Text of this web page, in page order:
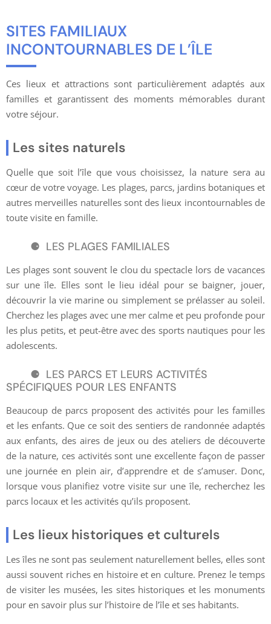
SITES FAMILIAUX
INCONTOURNABLES DE L’ÎLE
Ces lieux et attractions sont particulièrement adaptés aux
familles et garantissent des moments mémorables durant
votre séjour.
Les sites naturels
Quelle que soit l’île que vous choisissez, la nature sera au
cœur de votre voyage. Les plages, parcs, jardins botaniques et
autres merveilles naturelles sont des lieux incontournables de
toute visite en famille.
LES PLAGES FAMILIALES
Les plages sont souvent le clou du spectacle lors de vacances
sur une île. Elles sont le lieu idéal pour se baigner, jouer,
découvrir la vie marine ou simplement se prélasser au soleil.
Cherchez les plages avec une mer calme et peu profonde pour
les plus petits, et peut-être avec des sports nautiques pour les
adolescents.
LES PARCS ET LEURS ACTIVITÉS
SPÉCIFIQUES POUR LES ENFANTS
Beaucoup de parcs proposent des activités pour les familles
et les enfants. Que ce soit des sentiers de randonnée adaptés
aux enfants, des aires de jeux ou des ateliers de découverte
de la nature, ces activités sont une excellente façon de passer
une journée en plein air, d’apprendre et de s’amuser. Donc,
lorsque vous planifiez votre visite sur une île, recherchez les
parcs locaux et les activités qu’ils proposent.
Les lieux historiques et culturels
Les îles ne sont pas seulement naturellement belles, elles sont
aussi souvent riches en histoire et en culture. Prenez le temps
de visiter les musées, les sites historiques et les monuments
pour en savoir plus sur l’histoire de l’île et ses habitants.